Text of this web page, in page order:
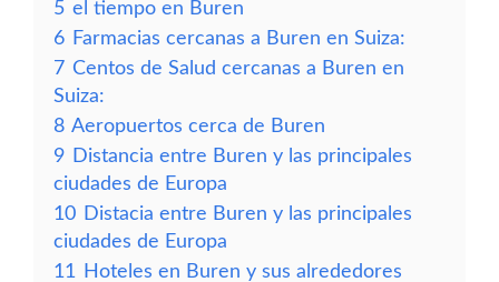
5 el tiempo en Buren
6 Farmacias cercanas a Buren en Suiza:
7 Centos de Salud cercanas a Buren en
Suiza:
8 Aeropuertos cerca de Buren
9 Distancia entre Buren y las principales
ciudades de Europa
10 Distacia entre Buren y las principales
ciudades de Europa
11
Hoteles en Buren y sus alrededores